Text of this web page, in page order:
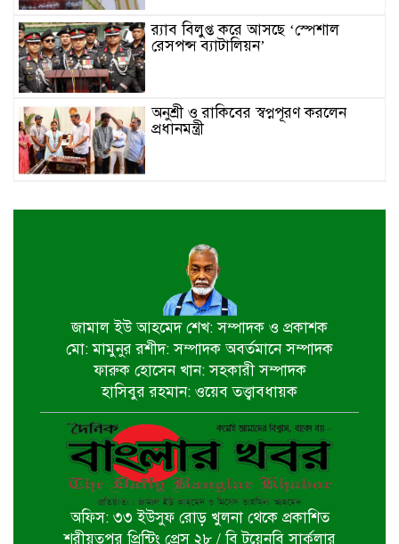
র‌্যাব বিলুপ্ত করে আসছে ‘স্পেশাল
রেসপন্স ব্যাটালিয়ন’
অনুশ্রী ও রাকিবের স্বপ্নপূরণ করলেন
প্রধানমন্ত্রী
জেলা কমিটির সভা অনুষ্ঠিত
পাইকগাছায় বাইসাইকেল, ভ্যান ও
সেলাই মেশিন বিতরণ
নির্বাচিত না হলেও নির্বাচনী প্রতিশ্রুতি
বাস্তবায়নে কাজ করছি- কপিল কৃষ্ণ মণ্ডল
বাগেরহাট খানজাহান আলী ডিগ্রি কলেজে
পালিত হয়নি জুলাই গনঅভ্যুথ্যান দিবস
খুলনায় ইমাম হুসাইন (আ.)’র পবিত্র
জামাল ইউ আহমেদ শেখ: সম্পাদক ও প্রকাশক
মো: মামুনুর রশীদ: সম্পাদক অবর্তমানে সম্পাদক
ফারুক হোসেন খান: সহকারী সম্পাদক
হাসিবুর রহমান: ওয়েব তত্ত্বাবধায়ক
অফিস: ৩৩ ইউসুফ রোড় খুলনা থেকে প্রকাশিত
শরীয়তপুর প্রিন্টিং প্রেস ২৮ / বি টয়েনবি সার্কুলার